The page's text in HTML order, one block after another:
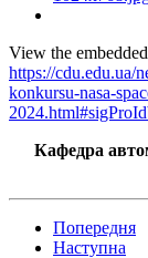
View the
https://cdu.edu.ua/
konkursu-nasa-
Кафедра
Попередня
Наступна